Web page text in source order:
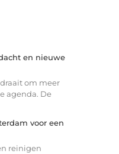
en nieuwe
om meer
agenda. De
voor een
reinigen